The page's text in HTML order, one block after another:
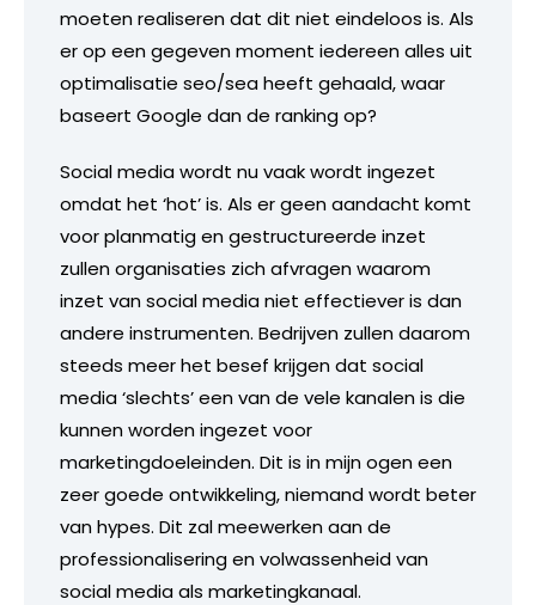
moeten realiseren dat dit niet eindeloos is. Als
er op een gegeven moment iedereen alles uit
optimalisatie seo/sea heeft gehaald, waar
baseert Google dan de ranking op?
Social media wordt nu vaak wordt ingezet
omdat het ‘hot’ is. Als er geen aandacht komt
voor planmatig en gestructureerde inzet
zullen organisaties zich afvragen waarom
inzet van social media niet effectiever is dan
andere instrumenten. Bedrijven zullen daarom
steeds meer het besef krijgen dat social
media ‘slechts’ een van de vele kanalen is die
kunnen worden ingezet voor
marketingdoeleinden. Dit is in mijn ogen een
zeer goede ontwikkeling, niemand wordt beter
van hypes. Dit zal meewerken aan de
professionalisering en volwassenheid van
social media als marketingkanaal.